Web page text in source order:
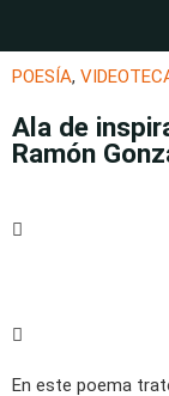
POESÍA,
Ala de
Ramón
En este poema